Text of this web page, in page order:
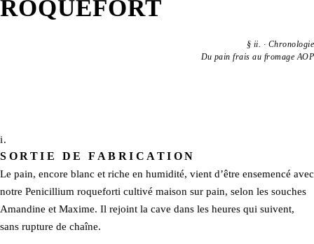
ROQUEFORT
§ ii. · Chronologie
Du pain frais au fromage AOP
i.
SORTIE DE FABRICATION
Le pain, encore blanc et riche en humidité, vient d’être ensemencé avec
notre Penicillium roqueforti cultivé maison sur pain, selon les souches
Amandine et Maxime. Il rejoint la cave dans les heures qui suivent,
sans rupture de chaîne.